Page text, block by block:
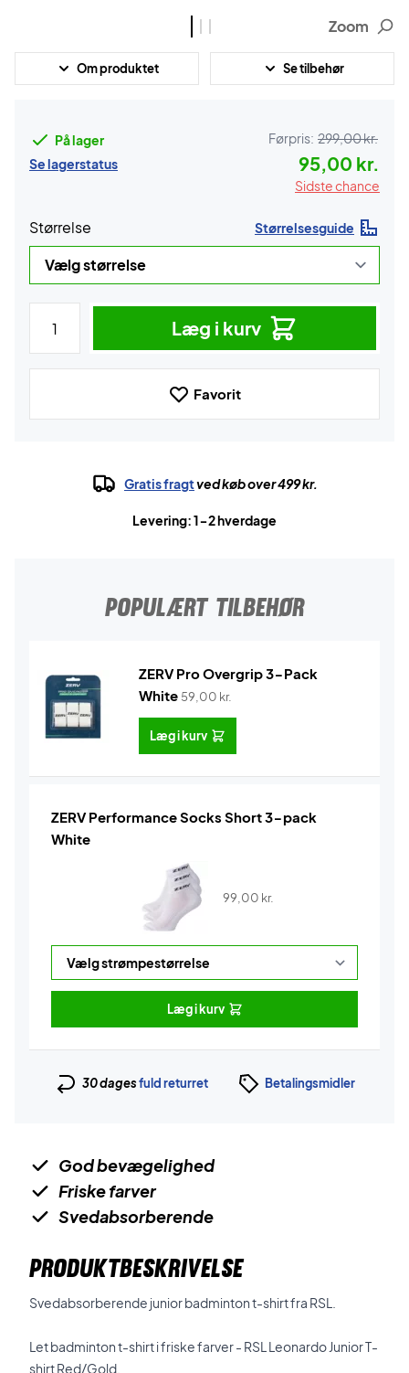
Zoom
Om produktet Se tilbehør
På lager
Se lagerstatus
Førpris: 299,00 kr.
95,00 kr.
Sidste chance
Størrelse Størrelsesguide
Læg i kurv
Favorit
Gratis fragtved køb over 499 kr.
Levering: 1-2 hverdage
POPULÆRT TILBEHØR
ZERV Pro Overgrip 3-Pack
White 59,00 kr.
Læg i kurv
ZERV Performance Socks Short 3-pack
White
99,00 kr.
Læg i kurv
30 dagesfuld returret Betalingsmidler
God bevægelighed
Friske farver
Svedabsorberende
PRODUKTBESKRIVELSE
Svedabsorberende junior badminton t-shirt fra RSL.
Let badminton t-shirt i friske farver - RSL Leonardo Junior T-
shirt Red/Gold.